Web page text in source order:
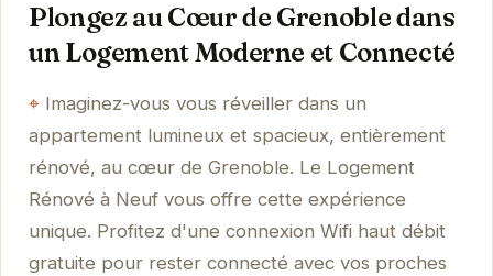
Plongez au Cœur de Grenoble dans
un Logement Moderne et Connecté
Imaginez-vous vous réveiller dans un
appartement lumineux et spacieux, entièrement
rénové, au cœur de Grenoble. Le Logement
Rénové à Neuf vous offre cette expérience
unique. Profitez d'une connexion Wifi haut débit
gratuite pour rester connecté avec vos proches